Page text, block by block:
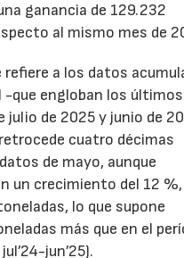
ganancia de 129.232
al mismo mes de
refiere a los datos
-que engloban los
julio de 2025 y junio de
cuatro décimas
de mayo, aunque
un crecimiento del 12
lo que supone
más que en el
jun’25).